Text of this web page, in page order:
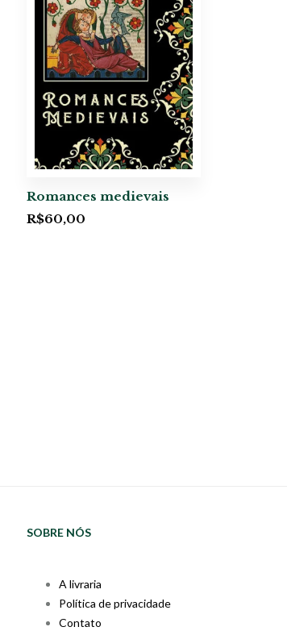
Romances medievais
R$60,00
SOBRE NÓS
A livraria
Política de privacidade
Contato